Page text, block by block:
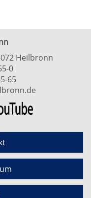
Heilbronn
0
65